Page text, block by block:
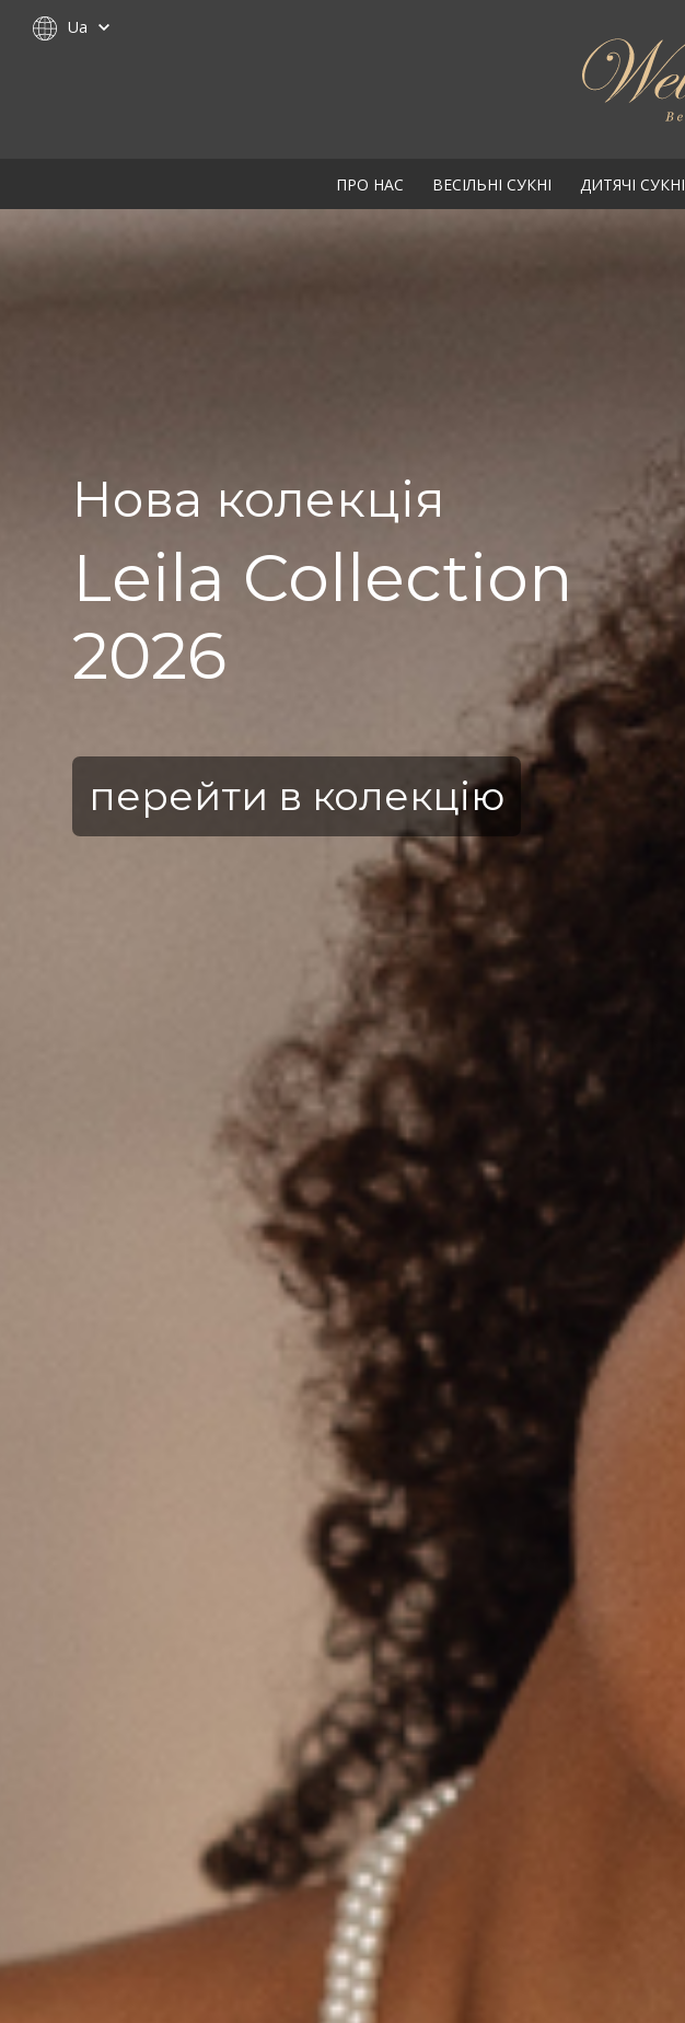
Ua
ПРО НАС ВЕСІЛЬНІ СУКНІ ДИТЯЧІ СУКНІ
Нова колекція
Leila Collection
2026
перейти в колекцію